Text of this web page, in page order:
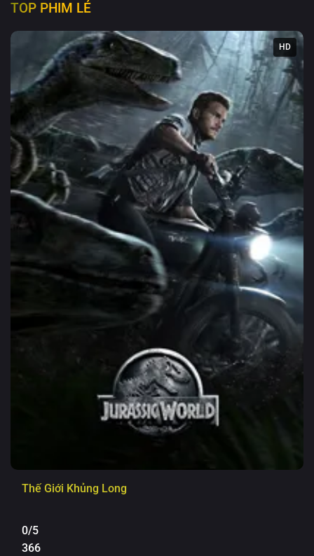
TOP PHIM LẺ
HD
Thế Giới Khủng Long
0/5
366